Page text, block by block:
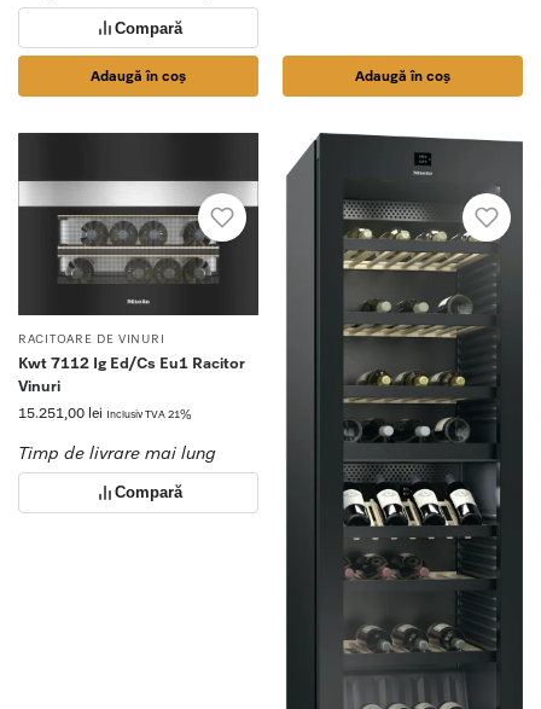
Compară
Adaugă în coș Adaugă în coș
RACITOARE DE VINURI
Kwt 7112 Ig Ed/Cs Eu1 Racitor
Vinuri
15.251,00 lei Inclusiv TVA 21%
Timp de livrare mai lung
Compară